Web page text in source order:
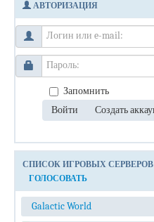
Информация
Банлист
АВТОРИЗАЦИЯ
Запомнить
СПИСОК ИГРОВЫХ СЕРВЕРОВ
ГОЛОСОВАТЬ
Galactic World